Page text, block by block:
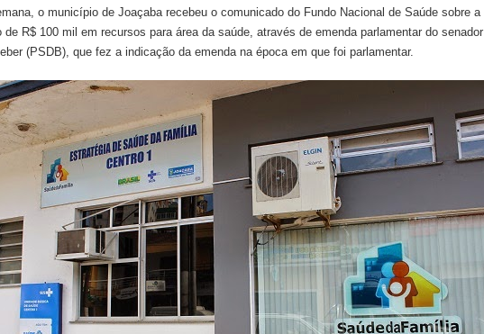
o município de Joaçaba recebeu o comunicado do Fundo Nacional de Saúde sobre a
de R$ 100 mil em recursos para área da saúde, através de emenda parlamentar do senador
(PSDB), que fez a indicação da emenda na época em que foi parlamentar.